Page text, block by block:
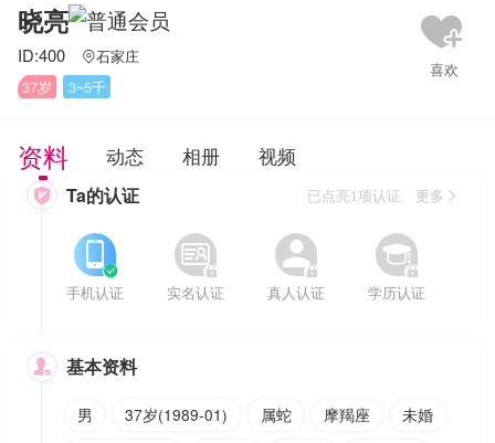
晓亮
ID:400 石家庄
37岁
3~5千
资料 动态 相册 视频
 Ta的认证 已点亮1项认证 更多


手机认证


实名认证


真人认证


学历认证
 基本资料
男 37岁(1989-01) 属蛇 摩羯座
未婚